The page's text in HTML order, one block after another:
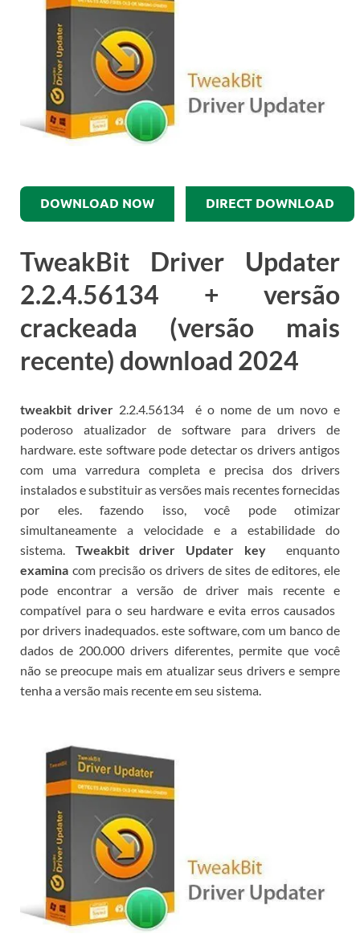
DOWNLOAD NOW DIRECT DOWNLOAD
TweakBit Driver Updater
2.2.4.56134 + versão
crackeada (versão mais
recente) download 2024
tweakbit driver 2.2.4.56134 é o nome de um novo e
poderoso atualizador de software para drivers de
hardware.este software pode detectar os drivers antigos
com uma varredura completa e precisa dos drivers
instalados e substituir as versões mais recentes fornecidas
por eles. fazendo isso, você pode otimizar
simultaneamente a velocidade e a estabilidade do
sistema. Tweakbit driver Updater keyenquanto
examina com precisão os drivers de sites de editores, ele
pode encontrar a versão de driver mais recente e
compatível para o seu hardware e evita erros causados ​​
por drivers inadequados. este software, com um banco de
dados de 200.000 drivers diferentes, permite que você
não se preocupe mais em atualizar seus drivers e sempre
tenha a versão mais recente em seu sistema.